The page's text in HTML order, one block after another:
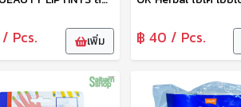
Pcs. เพิ่ม ฿ 40 / Pcs.